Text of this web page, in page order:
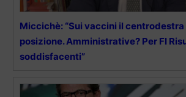
Miccichè: “Sui vaccini il centrodestra
posizione. Amministrative? Per FI
soddisfacenti”